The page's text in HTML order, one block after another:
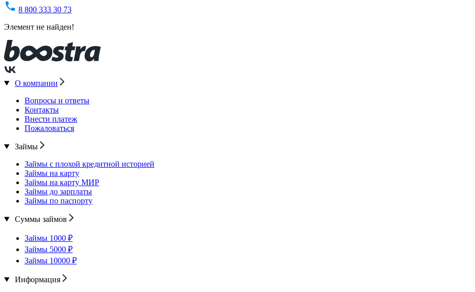
8 800 333 30 73
Элемент не найден!
О компании
Вопросы и ответы
Контакты
Внести платеж
Пожаловаться
Займы
Займы с плохой кредитной историей
Займы на карту
Займы на карту МИР
Займы до зарплаты
Займы по паспорту
Суммы займов
Займы 1000 ₽
Займы 5000 ₽
Займы 10000 ₽
Информация